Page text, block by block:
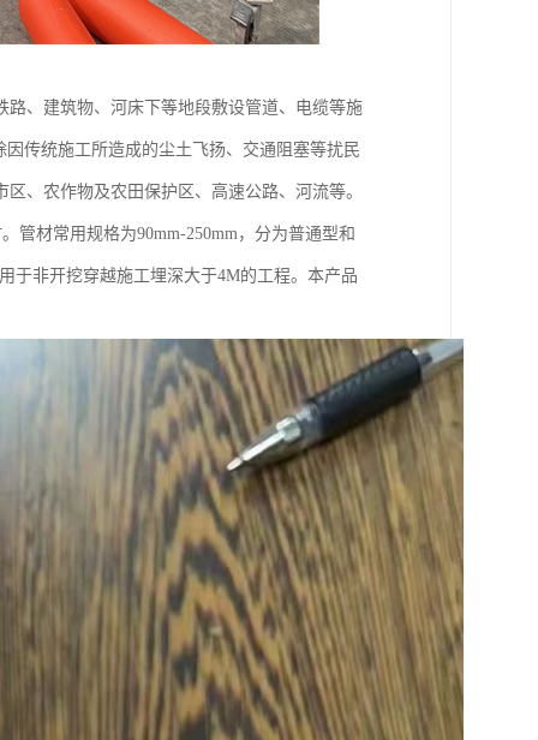
、建筑物、河床下等地段敷设管道、电缆等施
传统施工所造成的尘土飞扬、交通阻塞等扰民
、农作物及农田保护区、高速公路、河流等。
材常用规格为90mm-250mm，分为普通型和
于非开挖穿越施工埋深大于4M的工程。本产品